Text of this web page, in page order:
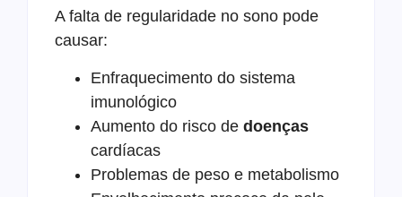
A falta de regularidade no sono pode
causar:
Enfraquecimento do sistema
imunológico
Aumento do risco de doenças
cardíacas
Problemas de peso e metabolismo